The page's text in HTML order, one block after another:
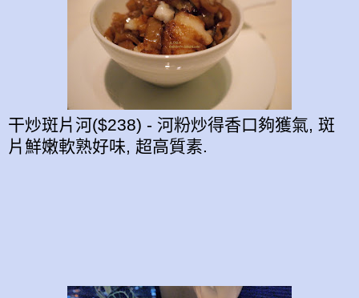
干炒斑片河($238) - 河粉炒得香口夠獲氣, 斑
片鮮嫩軟熟好味, 超高質素.